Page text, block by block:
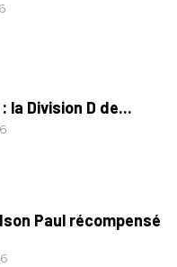
la Division D de...
Paul récompensé